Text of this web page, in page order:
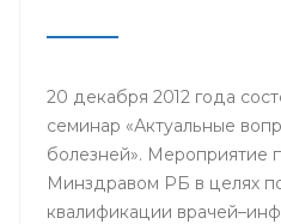
20 декабря 2012 года
семинар «Актуальные
болезней». Мероприятие
Минздравом РБ в целях
квалификации